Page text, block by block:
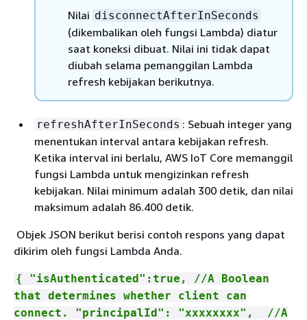
Nilai disconnectAfterInSeconds
(dikembalikan oleh fungsi Lambda) diatur
saat koneksi dibuat. Nilai ini tidak dapat
diubah selama pemanggilan Lambda
refresh kebijakan berikutnya.
refreshAfterInSeconds : Sebuah integer yang
menentukan interval antara kebijakan refresh.
Ketika interval ini berlalu, AWS IoT Core memanggil
fungsi Lambda untuk mengizinkan refresh
kebijakan. Nilai minimum adalah 300 detik, dan nilai
maksimum adalah 86.400 detik.
Objek JSON berikut berisi contoh respons yang dapat
dikirim oleh fungsi Lambda Anda.
{ "isAuthenticated":true, //A Boolean
that determines whether client can
connect. "principalId": "xxxxxxxx", //A